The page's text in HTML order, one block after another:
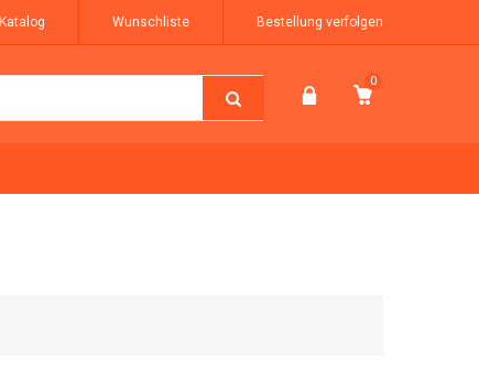
Katalog Wunschliste Bestellung verfolgen
0